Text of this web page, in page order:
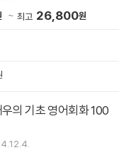
최고 26,800원
의 기초 영어회화 100